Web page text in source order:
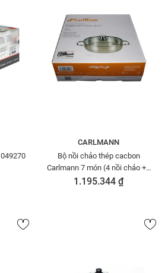
Bộ nồi 9 món Bernkastel 049270
CARLMANN
Bộ nồi chảo thép cacbon
Carlmann 7 món (4 nồi chảo +3
nắp) TC-708-7
1.195.344 ₫